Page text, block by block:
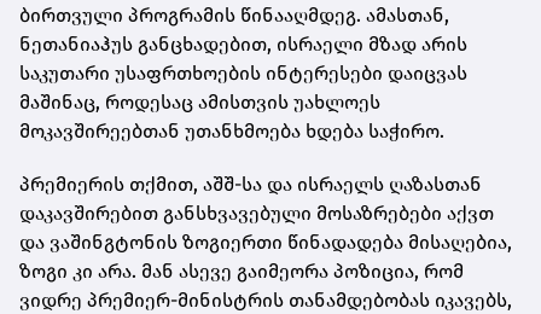
ბირთვული პროგრამის წინააღმდეგ. ამასთან,
ნეთანიაჰუს განცხადებით, ისრაელი მზად არის
საკუთარი უსაფრთხოების ინტერესები დაიცვას
მაშინაც, როდესაც ამისთვის უახლოეს
მოკავშირეებთან უთანხმოება ხდება საჭირო.
პრემიერის თქმით, აშშ-სა და ისრაელს ღაზასთან
დაკავშირებით განსხვავებული მოსაზრებები აქვთ
და ვაშინგტონის ზოგიერთი წინადადება მისაღებია,
ზოგი კი არა. მან ასევე გაიმეორა პოზიცია, რომ
ვიდრე პრემიერ-მინისტრის თანამდებობას იკავებს,